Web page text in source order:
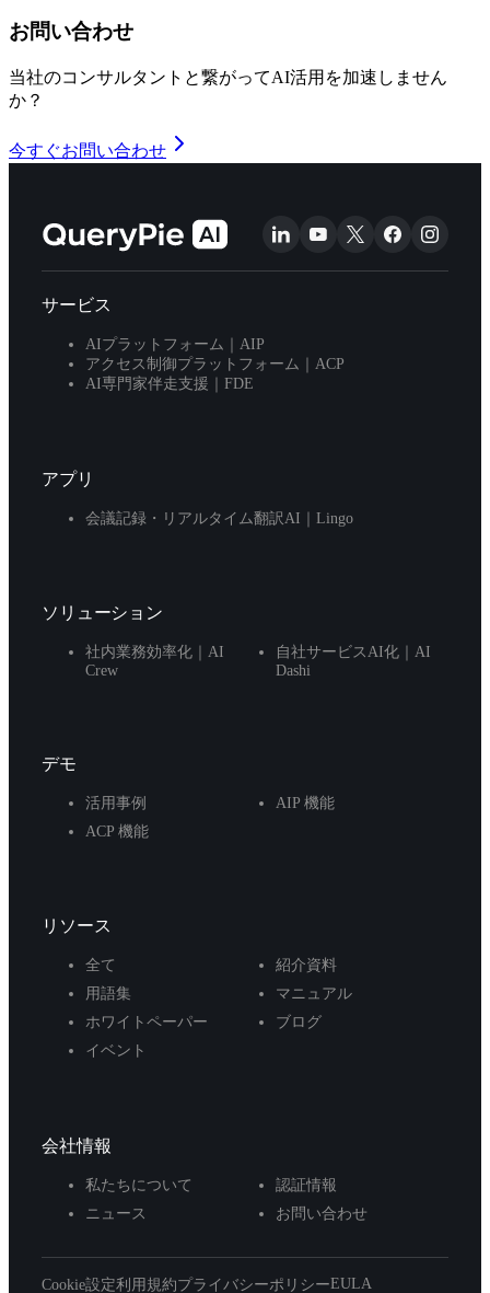
お問い合わせ
当社のコンサルタントと繋がってAI活用を加速しません
か？
今すぐお問い合わせ
サービス
AIプラットフォーム｜AIP
アクセス制御プラットフォーム｜ACP
AI専門家伴走支援｜FDE
アプリ
会議記録・リアルタイム翻訳AI｜Lingo
ソリューション
社内業務効率化｜AI
Crew
自社サービスAI化｜AI
Dashi
デモ
活用事例
AIP 機能
ACP 機能
リソース
全て
紹介資料
用語集
マニュアル
ホワイトペーパー
ブログ
イベント
会社情報
私たちについて
認証情報
ニュース
お問い合わせ
Cookie設定利用規約プライバシーポリシーEULA